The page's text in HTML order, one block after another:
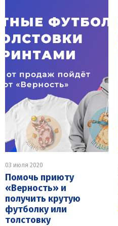
03 июля 2020
Помочь приюту
«Верность» и
получить крутую
футболку или
толстовку